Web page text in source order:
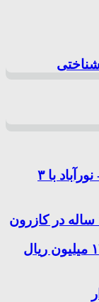
واژگونی پژو۲۰۶ در جاده بابامیدان- نورآباد با ۳
توقیف خودروی ام‌وی‌ام X33 با ۱۳۰ میلیون ریال